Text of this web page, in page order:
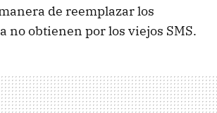
de reemplazar los
no obtienen por los viejos SMS.